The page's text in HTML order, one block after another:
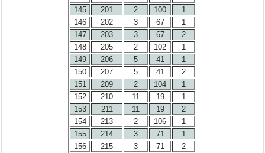
145
201 2 100
1
146
202 3 67
1
147
203 3 67
2
148
205 2 102
1
149
206 5 41
1
150
207 5 41
2
151
209 2 104
1
152
210 11 19
1
153
211 11 19
2
154
213 2 106
1
155
214 3 71
1
156
215 3 71
2